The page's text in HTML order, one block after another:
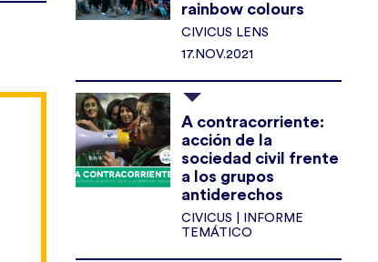
rainbow colours
CIVICUS LENS
17.NOV.2021
A contracorriente:
acción de la
sociedad civil frente
a los grupos
antiderechos
CIVICUS | INFORME
TEMÁTICO